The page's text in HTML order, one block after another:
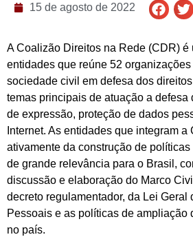
15 de agosto de 2022
A Coalizão Direitos na Rede (CDR) é
entidades que reúne 52
sociedade civil em defesa dos
temas principais de atuação a defesa
de expressão, proteção de dados
Internet. As entidades que integram
ativamente da construção de
de grande relevância para o Brasil,
discussão e elaboração do Marco
decreto regulamentador, da Lei Geral
Pessoais e as políticas de ampliação
no país.